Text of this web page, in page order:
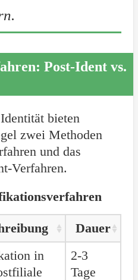
Post-Ident vs.
bieten
zwei Methoden
und das
Verfahren.
Dauer
in
2-3
Tage